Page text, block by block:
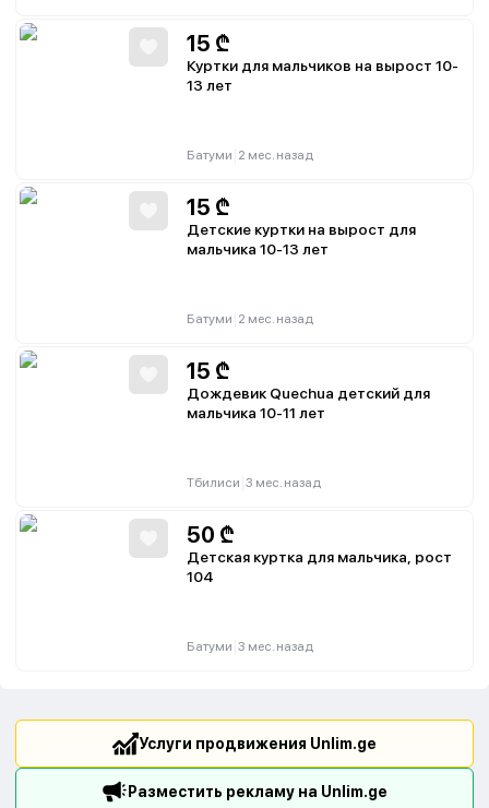
15 ₾
Куртки для мальчиков на вырост 10-
13 лет
Батуми 2 мес. назад
15 ₾
Детские куртки на вырост для
мальчика 10-13 лет
Батуми 2 мес. назад
15 ₾
Дождевик Quechua детский для
мальчика 10-11 лет
Тбилиси 3 мес. назад
50 ₾
Детская куртка для мальчика, рост
104
Батуми 3 мес. назад
Услуги продвижения Unlim.ge
Разместить рекламу на Unlim.ge